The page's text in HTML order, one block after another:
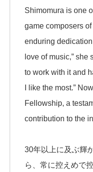
Shimomura is one
game composers
enduring dedication
love of music,” she
to work with it and
I like the most.”
Fellowship, a
contribution to the
30年以上に及ぶ輝
ら、常に控えめで